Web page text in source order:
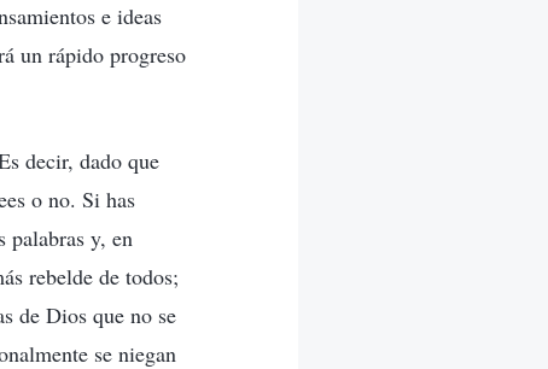
e ideas
un rápido progreso
decir, dado que
o no. Si has
palabras y, en
rebelde de todos;
de Dios que no se
se niegan